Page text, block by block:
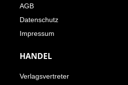
AGB
Datenschutz
Impressum
HANDEL
Verlagsvertreter